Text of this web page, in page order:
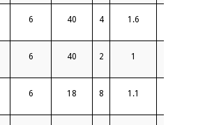
6 40 4 1.6
6 40 2 1
6 18 8 1.1